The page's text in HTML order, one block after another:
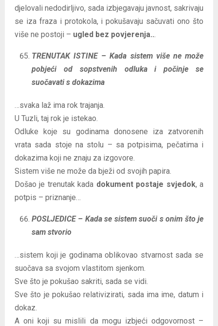
djelovali nedodirljivo, sada izbjegavaju javnost, sakrivaju
se iza fraza i protokola, i pokušavaju sačuvati ono što
više ne postoji – ugled bez povjerenja...
TRENUTAK ISTINE – Kada sistem više ne može
pobjeći od sopstvenih odluka i počinje se
suočavati s dokazima
…svaka laž ima rok trajanja.
U Tuzli, taj rok je istekao.
Odluke koje su godinama donosene iza zatvorenih
vrata sada stoje na stolu – sa potpisima, pečatima i
dokazima koji ne znaju za izgovore.
Sistem više ne može da bježi od svojih papira.
Došao je trenutak kada dokument postaje svjedok, a
potpis – priznanje…
POSLJEDICE – Kada se sistem suoči s onim što je
sam stvorio
…sistem koji je godinama oblikovao stvarnost sada se
suočava sa svojom vlastitom sjenkom.
Sve što je pokušao sakriti, sada se vidi.
Sve što je pokušao relativizirati, sada ima ime, datum i
dokaz.
A oni koji su mislili da mogu izbjeći odgovornost –